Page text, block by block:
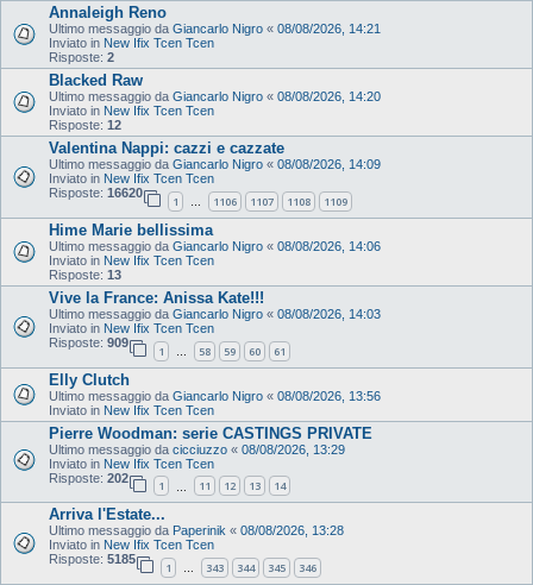
Annaleigh Reno
Ultimo messaggio da Giancarlo Nigro « 08/08/2026, 14:21
Inviato in New Ifix Tcen Tcen
Risposte: 2
Blacked Raw
Ultimo messaggio da Giancarlo Nigro « 08/08/2026, 14:20
Inviato in New Ifix Tcen Tcen
Risposte: 12
Valentina Nappi: cazzi e cazzate
Ultimo messaggio da Giancarlo Nigro « 08/08/2026, 14:09
Inviato in New Ifix Tcen Tcen
Risposte: 16620
1 … 1106 1107 1108 1109
Hime Marie bellissima
Ultimo messaggio da Giancarlo Nigro « 08/08/2026, 14:06
Inviato in New Ifix Tcen Tcen
Risposte: 13
Vive la France: Anissa Kate!!!
Ultimo messaggio da Giancarlo Nigro « 08/08/2026, 14:03
Inviato in New Ifix Tcen Tcen
Risposte: 909
1 … 58 59 60 61
Elly Clutch
Ultimo messaggio da Giancarlo Nigro « 08/08/2026, 13:56
Inviato in New Ifix Tcen Tcen
Pierre Woodman: serie CASTINGS PRIVATE
Ultimo messaggio da cicciuzzo « 08/08/2026, 13:29
Inviato in New Ifix Tcen Tcen
Risposte: 202
1 11 12 13 14
Arriva l'Estate...
Ultimo messaggio da Paperinik « 08/08/2026, 13:28
Inviato in New Ifix Tcen Tcen
Risposte: 5185
1 … 343 344 345 346